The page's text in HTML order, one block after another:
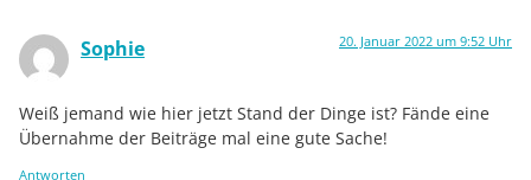
Sophie 20. Januar 2022 um 9:52 Uhr
Weiß jemand wie hier jetzt Stand der Dinge ist? Fände eine
Übernahme der Beiträge mal eine gute Sache!
Antworten